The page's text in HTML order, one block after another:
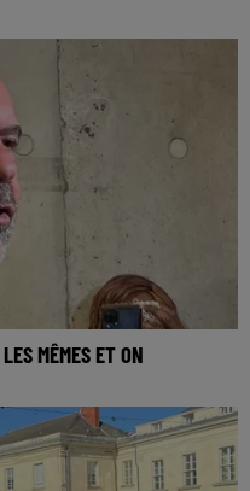
MÊMES ET ON